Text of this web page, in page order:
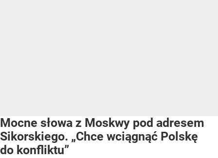
Mocne słowa z Moskwy pod adresem
Sikorskiego. „Chce wciągnąć Polskę
do konfliktu”